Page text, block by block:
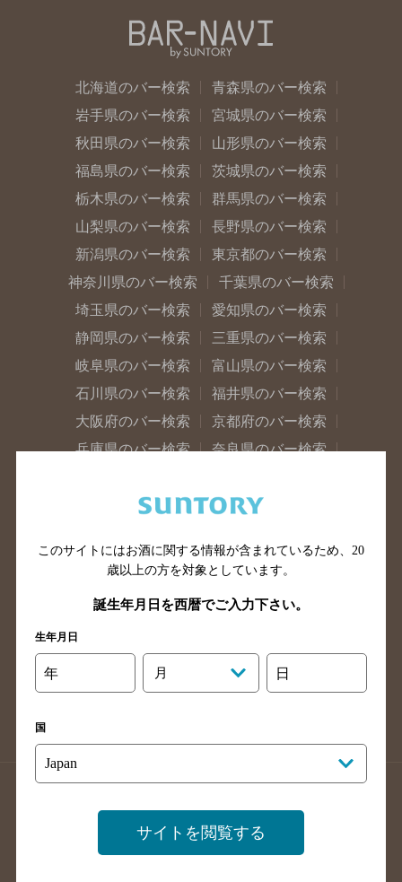
北海道のバー検索
青森県のバー検索
岩手県のバー検索
宮城県のバー検索
秋田県のバー検索
山形県のバー検索
福島県のバー検索
茨城県のバー検索
栃木県のバー検索
群馬県のバー検索
山梨県のバー検索
長野県のバー検索
新潟県のバー検索
東京都のバー検索
神奈川県のバー検索
千葉県のバー検索
埼玉県のバー検索
愛知県のバー検索
静岡県のバー検索
三重県のバー検索
岐阜県のバー検索
富山県のバー検索
石川県のバー検索
福井県のバー検索
大阪府のバー検索
京都府のバー検索
兵庫県のバー検索
奈良県のバー検索
広島県のバー検索
岡山県のバー検索
島根県のバー検索
徳島県のバー検索
高知県のバー検索
福岡県のバー検索
長崎県のバー検索
大分県のバー検索
熊本県のバー検索
掲載店舗様ログイン
このサイトにはお酒に関する情報が含まれているため、 20
歳以上の方を対象としています。
誕生年月日を西暦でご入力下さい。
生年月日
年 月 日
国
サイトを閲覧する